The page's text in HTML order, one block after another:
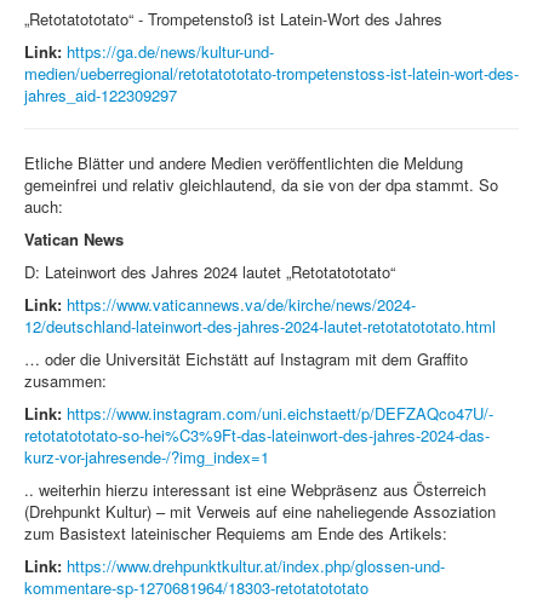
„Retotatototato“ - Trompetenstoß ist Latein-Wort des Jahres
Link: https://ga.de/news/kultur-und-
medien/ueberregional/retotatototato-trompetenstoss-ist-latein-wort-des-
jahres_aid-122309297
Etliche Blätter und andere Medien veröffentlichten die Meldung
gemeinfrei und relativ gleichlautend, da sie von der dpa stammt. So
auch:
Vatican News
D: Lateinwort des Jahres 2024 lautet „Retotatototato“
Link: https://www.vaticannews.va/de/kirche/news/2024-
12/deutschland-lateinwort-des-jahres-2024-lautet-retotatototato.html
… oder die Universität Eichstätt auf Instagram mit dem Graffito
zusammen:
Link: https://www.instagram.com/uni.eichstaett/p/DEFZAQco47U/-
retotatototato-so-hei%C3%9Ft-das-lateinwort-des-jahres-2024-das-
kurz-vor-jahresende-/?img_index=1
.. weiterhin hierzu interessant ist eine Webpräsenz aus Österreich
(Drehpunkt Kultur) – mit Verweis auf eine naheliegende Assoziation
zum Basistext lateinischer Requiems am Ende des Artikels:
Link: https://www.drehpunktkultur.at/index.php/glossen-und-
kommentare-sp-1270681964/18303-retotatototato